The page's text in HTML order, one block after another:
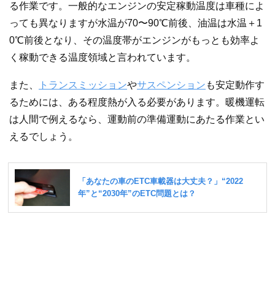
る作業です。一般的なエンジンの安定稼動温度は車種によ
っても異なりますが水温が70〜90℃前後、油温は水温＋1
0℃前後となり、その温度帯がエンジンがもっとも効率よ
く稼動できる温度領域と言われています。
また、 トランスミッションやサスペンション も安定動作す
るためには、ある程度熱が入る必要があります。暖機運転
は人間で例えるなら、運動前の準備運動にあたる作業とい
えるでしょう。